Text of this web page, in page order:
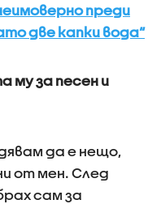
преди
две капки вода“
му за песен и
да е нещо,
от мен. След
сам за